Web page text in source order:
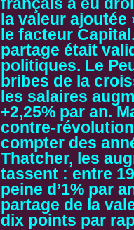
la valeur ajoutée
le facteur
partage était
politiques. Le
bribes de la
les salaires
+2,25% par an.
contre-
compter des
Thatcher, les
tassent : entre
peine d’1% par
partage de la
dix points par